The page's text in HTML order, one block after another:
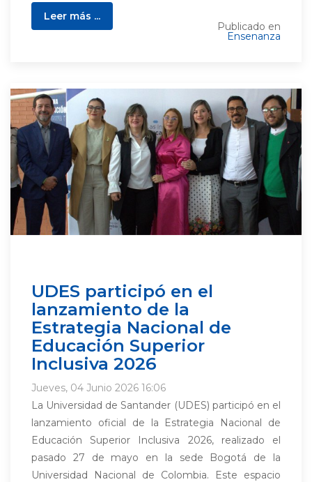
Leer más ...
Publicado en
Ensenanza
UDES participó en el
lanzamiento de la
Estrategia Nacional de
Educación Superior
Inclusiva 2026
Jueves, 04 Junio 2026 16:06
La Universidad de Santander (UDES) participó en el
lanzamiento oficial de la Estrategia Nacional de
Educación Superior Inclusiva 2026, realizado el
pasado 27 de mayo en la sede Bogotá de la
Universidad Nacional de Colombia. Este espacio